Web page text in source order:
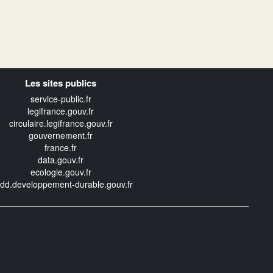
Les sites publics
service-public.fr
legifrance.gouv.fr
circulaire.legifrance.gouv.fr
gouvernement.fr
france.fr
data.gouv.fr
ecologie.gouv.fr
durable.gouv.fr